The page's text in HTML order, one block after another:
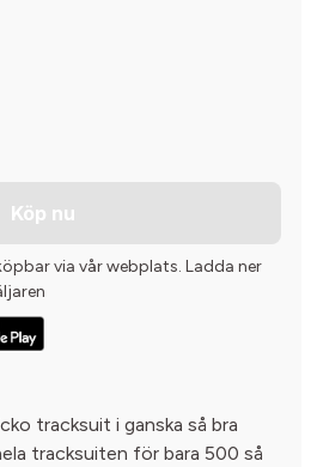
Köp nu
via vår webplats. Ladda ner
tracksuit i ganska så bra
tracksuiten för bara 500 så